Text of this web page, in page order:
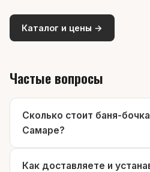
Каталог и цены →
Частые вопросы
Сколько стоит баня-
Самаре?
Как доставляете и